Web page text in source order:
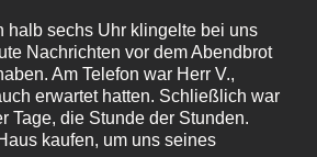
halb sechs Uhr klingelte bei uns
Nachrichten vor dem Abendbrot
Am Telefon war Herr V.,
erwartet hatten. Schließlich war
Tage, die Stunde der Stunden.
kaufen, um uns seines